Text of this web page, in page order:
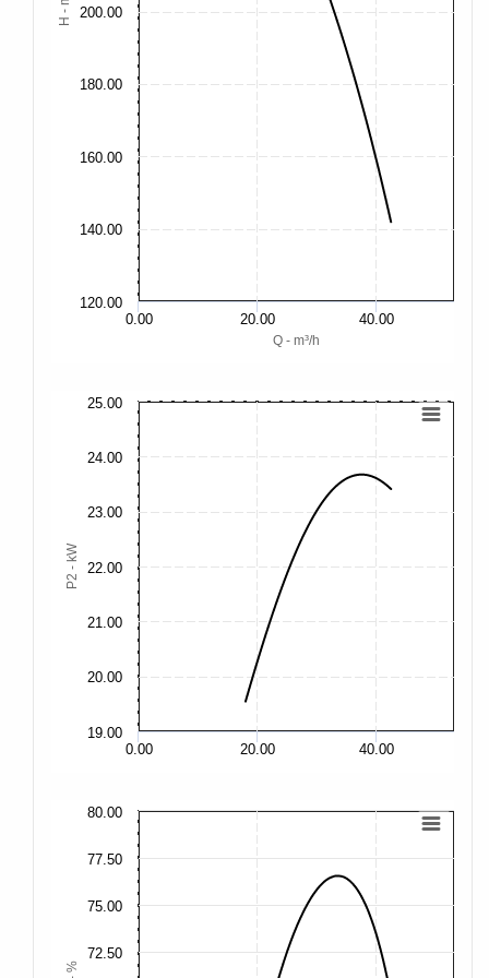
Q - m³/h
H - m
0.00 20.00 40.00
120.00
140.00
160.00
180.00
200.00
P2 - kW
0.00 20.00 40.00
19.00
20.00
21.00
22.00
23.00
24.00
25.00
80.00
72.50
75.00
77.50